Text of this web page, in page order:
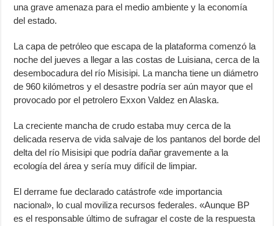
una grave amenaza para el medio ambiente y la economía
del estado.
La capa de petróleo que escapa de la plataforma comenzó la
noche del jueves a llegar a las costas de Luisiana, cerca de la
desembocadura del río Misisipi. La mancha tiene un diámetro
de 960 kilómetros y el desastre podría ser aún mayor que el
provocado por el petrolero Exxon Valdez en Alaska.
La creciente mancha de crudo estaba muy cerca de la
delicada reserva de vida salvaje de los pantanos del borde del
delta del río Misisipi que podría dañar gravemente a la
ecología del área y sería muy difícil de limpiar.
El derrame fue declarado catástrofe «de importancia
nacional», lo cual moviliza recursos federales. «Aunque BP
es el responsable último de sufragar el coste de la respuesta